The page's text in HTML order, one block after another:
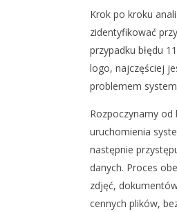
Krok po kroku
zidentyfikować
przypadku błędu
logo, najczęściej
problemem
Rozpoczynamy od
uruchomienia
następnie
danych. Proces
zdjęć,
cennych plików,